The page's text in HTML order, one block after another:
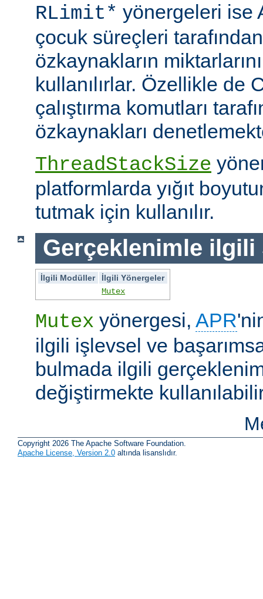
RLimit* yönergeleri ise
çocuk süreçleri
özkaynakların
kullanılırlar. Özellikle de
çalıştırma komutları
özkaynakları
ThreadStackSize
platformlarda yığıt
tutmak için kullanılır.
Gerçeklenimle ilgili
İlgili Modüller
İlgili Yönergeler
Mutex
Mutex yönergesi, APR
ilgili işlevsel ve
bulmada ilgili
değiştirmekte
Copyright 2026 The Apache Software Foundation.
Apache License, Version 2.0 altında lisanslıdır.